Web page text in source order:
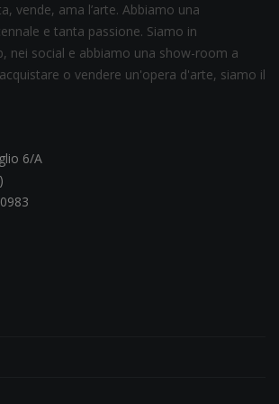
vende, ama l’arte. Abbiamo una
e tanta passione. Siamo in
nei social e abbiamo una show-room a
o vendere un'opera d'arte, siamo il
6/A